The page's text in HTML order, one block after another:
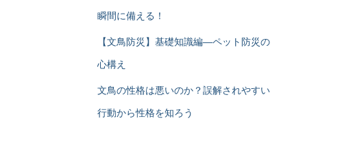
瞬間に備える！
【文鳥防災】基礎知識編―ペット防災の
心構え
文鳥の性格は悪いのか？誤解されやすい
行動から性格を知ろう